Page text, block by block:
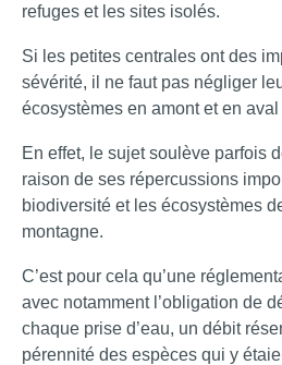
refuges et les sites isolés.
Si les petites centrales ont des
sévérité, il ne faut pas négliger
écosystèmes en amont et en
En effet, le sujet soulève parfois
raison de ses répercussions
biodiversité et les écosystèmes
montagne.
C’est pour cela qu’une
avec notamment l’obligation de
chaque prise d’eau, un débit
pérennité des espèces qui y